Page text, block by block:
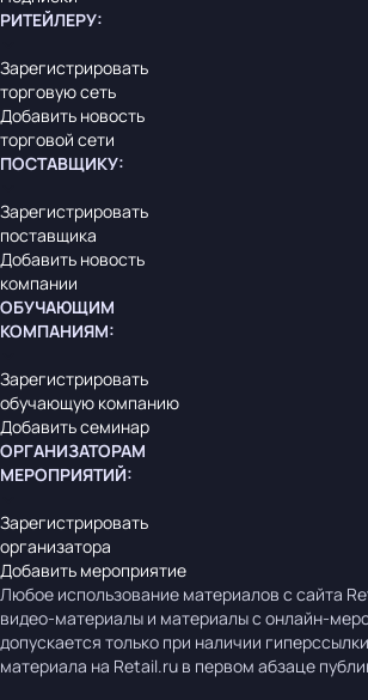
РИТЕЙЛЕРУ:
Зарегистрировать
торговую сеть
Добавить новость
торговой сети
ПОСТАВЩИКУ:
Зарегистрировать
поставщика
Добавить новость
компании
ОБУЧАЮЩИМ
КОМПАНИЯМ:
Зарегистрировать
обучающую компанию
Добавить семинар
ОРГАНИЗАТОРАМ
МЕРОПРИЯТИЙ:
Зарегистрировать
организатора
Добавить мероприятие
Любое использование материалов с сайта
видео-материалы и материалы с онлайн-
допускается только при наличии
материала на Retail.ru в первом абзаце